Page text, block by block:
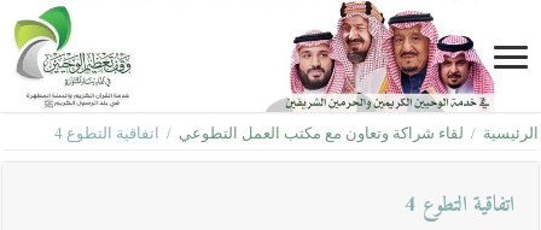
الرئيسية / لقاء شراكة وتعاون مع مكتب العمل التطوعي / اتفاقية التطوع 4
اتفاقية التطوع 4